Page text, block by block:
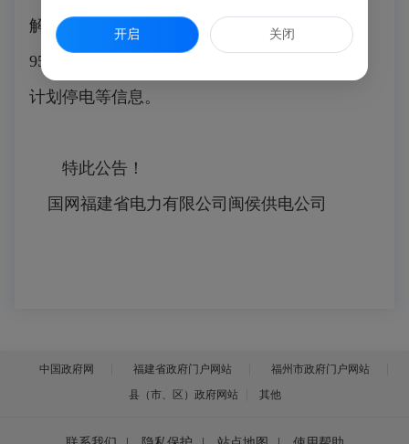
解和支持！关注“国网福建电力”或“网上国网
95598”微信，即可查询实时停电信息及未来7天
计划停电等信息。
特此公告！
国网福建省电力有限公司闽侯供电公司
中国政府网 福建省政府门户网站
福州市政府门户网站
县（市、区）政府网站
其他
开启 关闭